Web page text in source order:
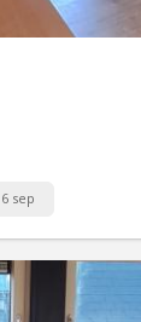
6 sep